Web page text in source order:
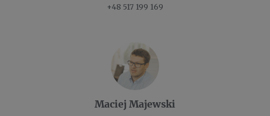
+48 517 199 169
Maciej Majewski